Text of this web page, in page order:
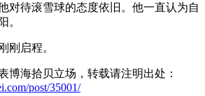
对待滚雪球的态度依旧。他一直认为自
。
刚启程。
博海拾贝立场，转载请注明出处：
post/35001/